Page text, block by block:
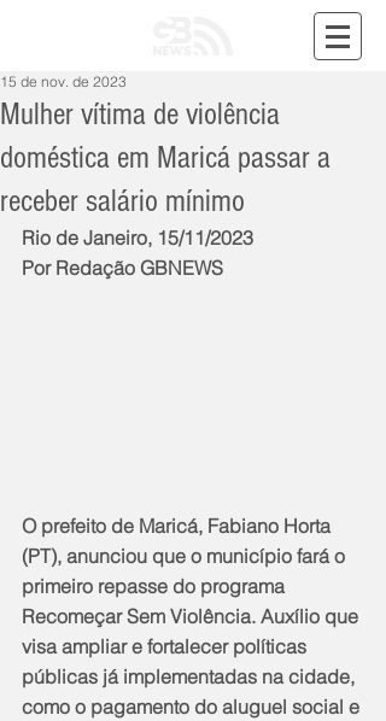
Mulher vítima de violência
doméstica em Maricá passar a
receber salário mínimo
15 de nov. de 2023
Rio de Janeiro, 15/11/2023
Por Redação GBNEWS
O prefeito de Maricá, Fabiano Horta
(PT), anunciou que o município fará o
primeiro repasse do programa
Recomeçar Sem Violência. Auxílio que
visa ampliar e fortalecer políticas
públicas já implementadas na cidade,
como o pagamento do aluguel social e